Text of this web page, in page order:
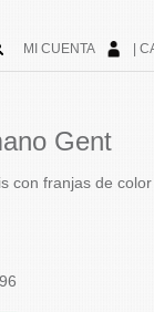
|
MI CUENTA
Gent
con franjas de